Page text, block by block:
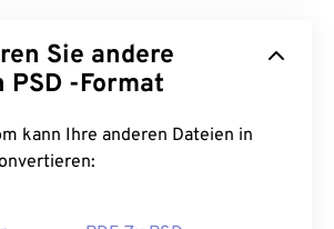
und komplexes
PSD kann ein Bild
Vektorpfade, Objekte, Filter
einzigen Datei speichern! PSD
Sie andere
Dateien in PSD -Format
kann Ihre anderen Dateien in